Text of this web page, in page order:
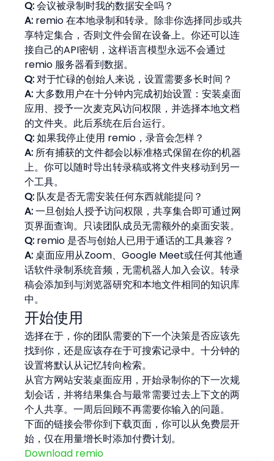
Q: 会议被录制时我的数据安全吗？
A: remio 在本地录制和转录。除非你选择同步或共
享特定集合，否则文件会留在设备上。你还可以连
接自己的API密钥，这样语言模型永远不会通过
remio 服务器看到数据。
Q: 对于忙碌的创始人来说，设置需要多长时间？
A: 大多数用户在十分钟内完成初始设置：安装桌面
应用、授予一次麦克风访问权限，并选择本地文档
的文件夹。此后系统在后台运行。
Q: 如果我停止使用 remio，录音会怎样？
A: 所有捕获的文件都会以标准格式保留在你的机器
上。你可以随时导出转录稿或将文件夹移动到另一
个工具。
Q: 队友是否无需安装任何东西就能提问？
A: 一旦创始人授予访问权限，共享集合即可通过网
页界面查询。只读团队成员无需额外的桌面安装。
Q: remio 是否与创始人已用于通话的工具兼容？
A: 桌面应用从Zoom、Google Meet或任何其他通
话软件录制系统音频，无需机器人加入会议。转录
稿会添加到与浏览器研究和本地文件相同的知识库
中。
开始使用
选择在于，你的团队需要的下一个决策是否应该先
找到你，还是应该存在于可搜索记录中。十分钟的
设置将默认从记忆转向检索。
从官方网站安装桌面应用，开始录制你的下一次规
划会话，并将结果集合与最常需要过去上下文的两
个人共享。一周后回顾不再需要你输入的问题。
下面的链接会带你到下载页面，你可以从免费层开
始，仅在用量增长时添加付费计划。
Download remio